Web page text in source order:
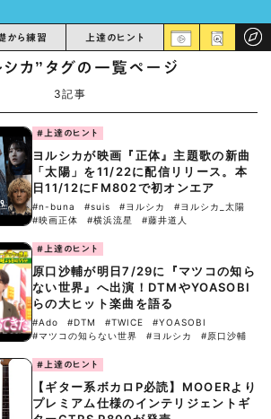
から練習 上達のヒント
シカ”タグの一覧ページ
3記事
#上達のヒント
ヨルシカが映画『正体』主題歌の新曲
「太陽」を11/22に配信リリース。本
日11/12にFM802で初オンエア
#n-buna #suis #ヨルシカ
#ヨルシカ_太陽
#映画正体
#横浜流星 #藤井道人
#上達のヒント
原口沙輔が明日7/29に『マツコの知ら
ない世界』へ出演！DTMやYOASOBI
らの大ヒット楽曲を語る
#Ado #DTM #TWICE
#YOASOBI
#マツコの知らない世界
#ヨルシカ #原口沙輔
#上達のヒント
【ギター系ボカロP必読】MOOERより
プレミアム仕様のインテリジェントギ